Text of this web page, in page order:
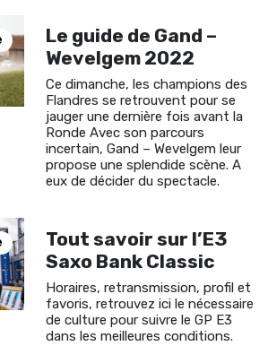
Le guide de Gand –
Wevelgem 2022
Ce dimanche, les champions des
Flandres se retrouvent pour se
jauger une dernière fois avant la
Ronde Avec son parcours
incertain, Gand – Wevelgem leur
propose une splendide scène. A
eux de décider du spectacle.
Tout savoir sur l’E3
Saxo Bank Classic
Horaires, retransmission, profil et
favoris, retrouvez ici le nécessaire
de culture pour suivre le GP E3
dans les meilleures conditions.